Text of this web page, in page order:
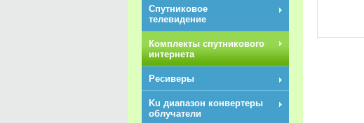
Спутниковое
телевидение
Комплекты спутникового
интернета
Ресиверы
Ku диапазон конвертеры
облучатели